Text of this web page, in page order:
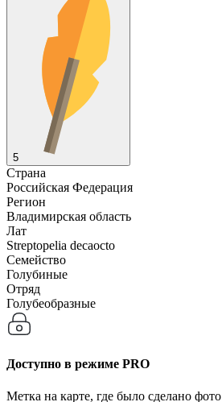
5
Страна
Российская Федерация
Регион
Владимирская область
Лат
Streptopelia decaocto
Семейство
Голубиные
Отряд
Голубеобразные
Доступно в режиме PRO
Метка на карте, где было сделано фото